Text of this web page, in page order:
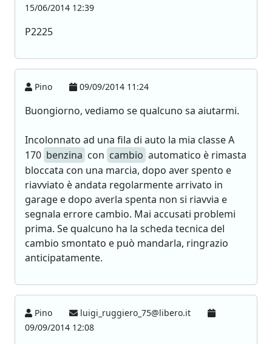
15/06/2014 12:39
P2225
Pino 09/09/2014 11:24
Buongiorno, vediamo se qualcuno sa aiutarmi.
Incolonnato ad una fila di auto la mia classe A
170 benzina con cambio automatico è rimasta
bloccata con una marcia, dopo aver spento e
riavviato è andata regolarmente arrivato in
garage e dopo averla spenta non si riavvia e
segnala errore cambio. Mai accusati problemi
prima. Se qualcuno ha la scheda tecnica del
cambio smontato e può mandarla, ringrazio
anticipatamente.
Pino
luigi_ruggiero_75@libero.it
09/09/2014 12:08